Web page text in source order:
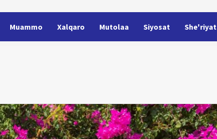
Muammo Xalqaro Mutolaa Siyosat She'riyat